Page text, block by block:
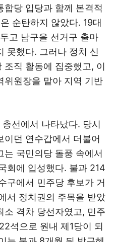
당 입당과 함께 본격적
순탄하지 않았다. 19대
고 남구을 선거구 출마
못했다. 그러나 정치 신
조직 활동에 집중했고, 이
위원장을 맡아 지역 기반
선에서 나타났다. 당시
이던 연수갑에서 더불어
는 국민의당 돌풍 속에서
회에 입성했다. 불과 214
구에서 민주당 후보가 거
서 정치권의 주목을 받았
소 격차 당선자였고, 민주
석으로 원내 제1당이 되